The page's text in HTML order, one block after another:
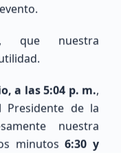
que nuestra
a las 5:04 p. m.,
Presidente de la
nuestra
minutos6:30 y